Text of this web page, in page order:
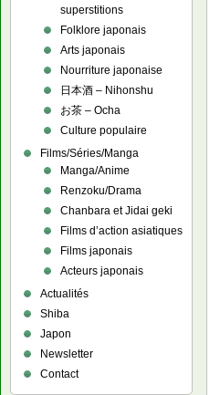
superstitions
Folklore japonais
Arts japonais
Nourriture japonaise
日本酒 – Nihonshu
お茶 – Ocha
Culture populaire
Films/Séries/Manga
Manga/Anime
Renzoku/Drama
Chanbara et Jidai geki
Films d’action asiatiques
Films japonais
Acteurs japonais
Actualités
Shiba
Japon
Newsletter
Contact